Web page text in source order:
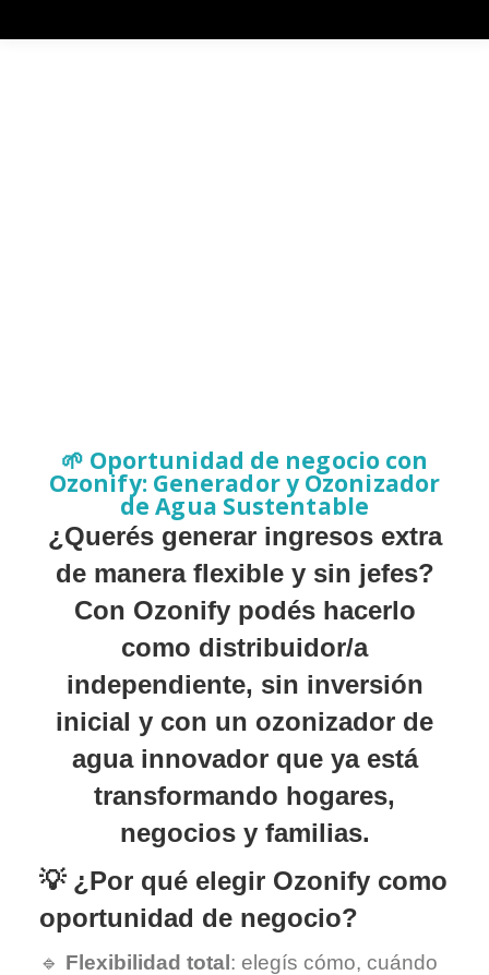
🌱 Oportunidad de negocio con
Ozonify: Generador y Ozonizador
de Agua Sustentable
¿Querés generar ingresos extra
de manera flexible y sin jefes?
Con Ozonify podés hacerlo
como distribuidor/a
independiente, sin inversión
inicial y con un ozonizador de
agua innovador que ya está
transformando hogares,
negocios y familias.
💡 ¿Por qué elegir Ozonify como
oportunidad de negocio?
🔹 Flexibilidad total : elegís cómo, cuándo